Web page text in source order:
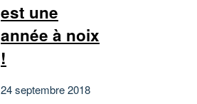
est une
année à noix
!
24 septembre 2018